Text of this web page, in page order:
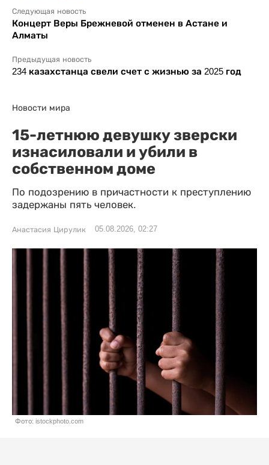
Следующая новость
Концерт Веры Брежневой отменен в Астане и
Алматы
Предыдущая новость
234 казахстанца свели счет с жизнью за 2025 год
Новости мира
15-летнюю девушку зверски
изнасиловали и убили в
собственном доме
По подозрению в причастности к преступлению
задержаны пять человек.
Анастасия Цирулик 05.08.2026, 02:27
Фото: istockphoto.com